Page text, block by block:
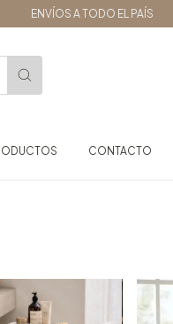
A TODO EL PAÍS 15%
CONTACTO